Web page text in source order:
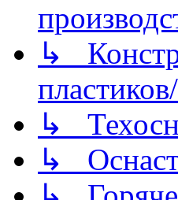
↳
↳
↳